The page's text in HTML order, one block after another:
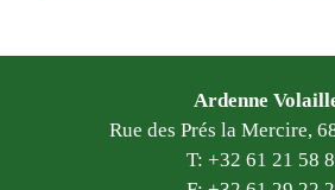
Ardenne
Rue des Prés la Mercire,
T: +32 61 21 58